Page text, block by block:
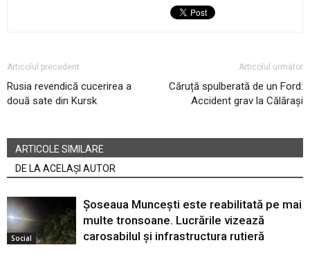
Articolul precedent
Rusia revendică cucerirea a
două sate din Kursk
Articolul următor
Căruță spulberată de un Ford:
Accident grav la Călărași
ARTICOLE SIMILARE
DE LA ACELAȘI AUTOR
Social
Șoseaua Muncești este reabilitată pe mai
multe tronsoane. Lucrările vizează
carosabilul și infrastructura rutieră